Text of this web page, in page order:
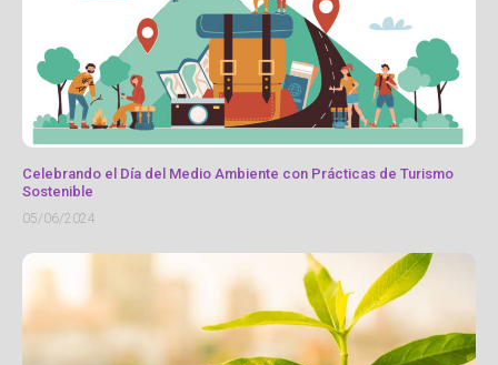
Celebrando el Día del Medio Ambiente con Prácticas de Turismo
Sostenible
05/06/2024